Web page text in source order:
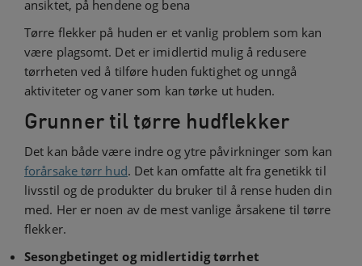
ansiktet, på hendene og bena
Tørre flekker på huden er et vanlig problem som kan
være plagsomt. Det er imidlertid mulig å redusere
tørrheten ved å tilføre huden fuktighet og unngå
aktiviteter og vaner som kan tørke ut huden.
Grunner til tørre hudflekker
Det kan både være indre og ytre påvirkninger som kan
forårsake tørr hud. Det kan omfatte alt fra genetikk til
livsstil og de produkter du bruker til å rense huden din
med. Her er noen av de mest vanlige årsakene til tørre
flekker.
Sesongbetinget og midlertidig tørrhet